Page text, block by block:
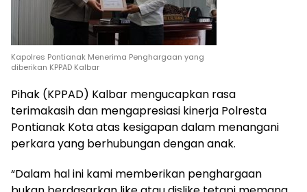
Kapolres Pontianak Menerima Penghargaan yang
diberikan KPPAD Kalbar
Pihak (KPPAD) Kalbar mengucapkan rasa
terimakasih dan mengapresiasi kinerja Polresta
Pontianak Kota atas kesigapan dalam menangani
perkara yang berhubungan dengan anak.
“Dalam hal ini kami memberikan penghargaan